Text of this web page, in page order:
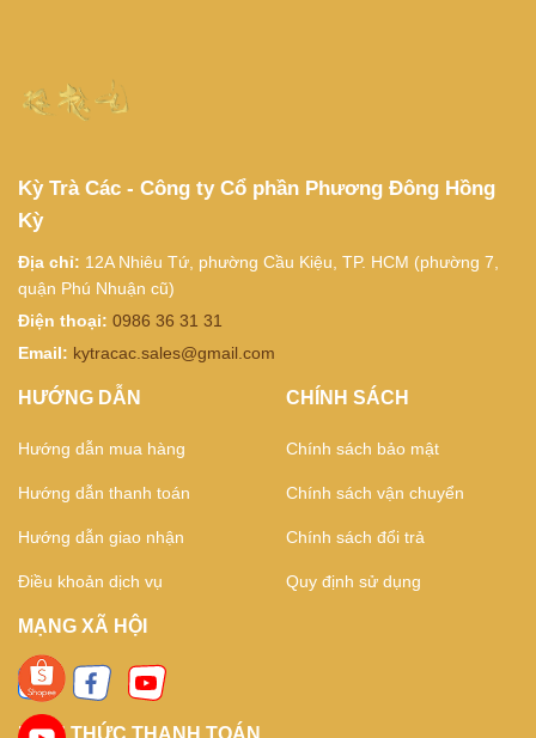
Kỳ Trà Các - Công ty Cổ phần Phương Đông Hồng
Kỳ
Địa chỉ: 12A Nhiêu Tứ, phường Cầu Kiệu, TP. HCM (phường 7,
quận Phú Nhuận cũ)
Điện thoại: 0986 36 31 31
Email: kytracac.sales@gmail.com
HƯỚNG DẪN
Hướng dẫn mua hàng
Hướng dẫn thanh toán
Hướng dẫn giao nhận
Điều khoản dịch vụ
CHÍNH SÁCH
Chính sách bảo mật
Chính sách vận chuyển
Chính sách đổi trả
Quy định sử dụng
MẠNG XÃ HỘI
HÌNH THỨC THANH TOÁN